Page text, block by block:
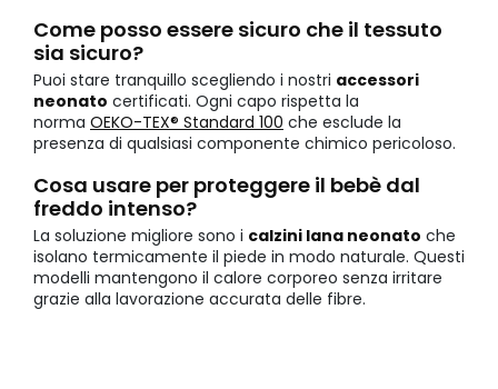
Come posso essere sicuro che il tessuto
sia sicuro?
Puoi stare tranquillo scegliendo i nostri accessori
neonato certificati. Ogni capo rispetta la
norma OEKO-TEX® Standard 100 che esclude la
presenza di qualsiasi componente chimico pericoloso.
Cosa usare per proteggere il bebè dal
freddo intenso?
La soluzione migliore sono i calzini lana neonato che
isolano termicamente il piede in modo naturale. Questi
modelli mantengono il calore corporeo senza irritare
grazie alla lavorazione accurata delle fibre.